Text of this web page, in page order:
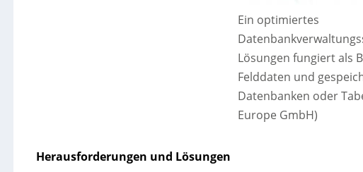
Ein optimiertes
Lösungen fungiert als
Felddaten und
Datenbanken oder
Europe GmbH)
Herausforderungen und Lösungen